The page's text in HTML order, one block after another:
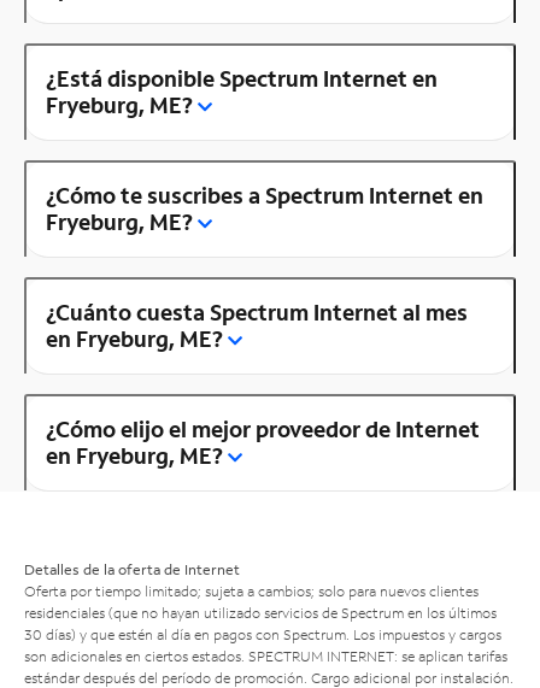
¿Está disponible Spectrum Internet en
Fryeburg, ME?
¿Cómo te suscribes a Spectrum Internet en
Fryeburg, ME?
¿Cuánto cuesta Spectrum Internet al mes
en Fryeburg, ME?
¿Cómo elijo el mejor proveedor de Internet
en Fryeburg, ME?
Detalles de la oferta de Internet
Oferta por tiempo limitado; sujeta a cambios; solo para nuevos clientes
residenciales (que no hayan utilizado servicios de Spectrum en los últimos
30 días) y que estén al día en pagos con Spectrum. Los impuestos y cargos
son adicionales en ciertos estados. SPECTRUM INTERNET: se aplican tarifas
estándar después del período de promoción. Cargo adicional por instalación.